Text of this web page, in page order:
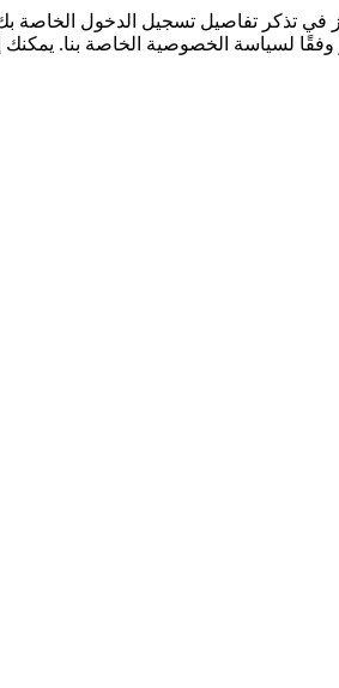
في تذكر تفاصيل تسجيل الدخول الخاصة
وفقًا لسياسة الخصوصية الخاصة بنا. يمكنك